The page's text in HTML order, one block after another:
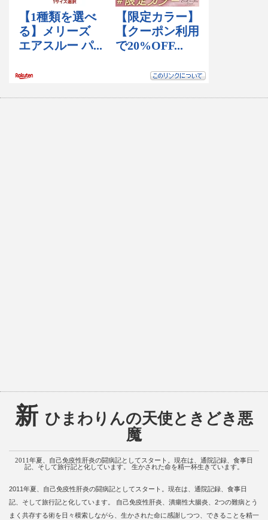
新 ひまわりんの天使ときどき悪
魔
2011年夏、自己免疫性肝炎の闘病記としてスタート。現在は、通院記録、食事日
記、そして旅行記と化しています。 生かされた命を精一杯生きています。
2011年夏、自己免疫性肝炎の闘病記としてスタート。現在は、通院記録、食事日
記、そして旅行記と化しています。 自己免疫性肝炎、潰瘍性大腸炎、2つの難病とう
まく共存する術を日々模索しながら、生かされた命に感謝しつつ、できることを精一